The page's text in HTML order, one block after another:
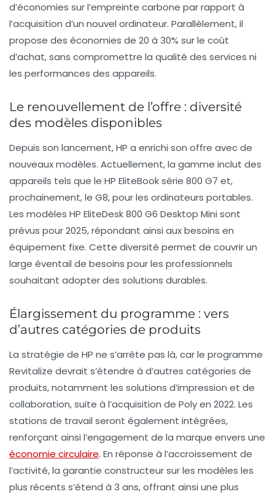
d’économies sur l’empreinte carbone par rapport à
l’acquisition d’un nouvel ordinateur. Parallèlement, il
propose des économies de 20 à 30% sur le coût
d’achat, sans compromettre la qualité des services ni
les performances des appareils.
Le renouvellement de l’offre : diversité
des modèles disponibles
Depuis son lancement, HP a enrichi son offre avec de
nouveaux modèles. Actuellement, la gamme inclut des
appareils tels que le HP EliteBook série 800 G7 et,
prochainement, le G8, pour les ordinateurs portables.
Les modèles HP EliteDesk 800 G6 Desktop Mini sont
prévus pour 2025, répondant ainsi aux besoins en
équipement fixe. Cette diversité permet de couvrir un
large éventail de besoins pour les professionnels
souhaitant adopter des solutions durables.
Élargissement du programme : vers
d’autres catégories de produits
La stratégie de HP ne s’arrête pas là, car le programme
Revitalize devrait s’étendre à d’autres catégories de
produits, notamment les solutions d’impression et de
collaboration, suite à l’acquisition de Polyen 2022. Les
stations de travail seront également intégrées,
renforçant ainsi l’engagement de la marque envers une
économie circulaire. En réponse à l’accroissement de
l’activité, la garantie constructeur sur les modèles les
plus récents s’étend à 3 ans, offrant ainsi une plus